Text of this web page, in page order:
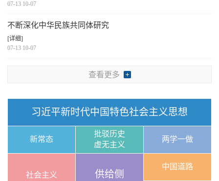
07-13 10-07
不断深化中华民族共同体研究
[详细]
07-13 10-07
查看更多
习近平新时代中国特色社会主义思想
新常态
批驳历史
虚无主义
两学一做
社会主义
供给侧
中国道路